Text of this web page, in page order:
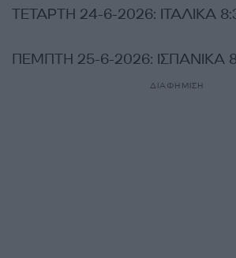
ΤΕΤΑΡΤΗ 24-6-2026: ΙΤΑΛΙΚΑ
ΠΕΜΠΤΗ 25-6-2026: ΙΣΠΑΝΙΚΑ
ΔΙΑΦΗΜΙΣΗ